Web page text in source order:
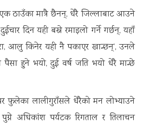
ठाउँका मात्रै छैनन्, धेरै जिल्लाबाट आउने
दिन यही बस्ने रमाइलो गर्ने गर्छन्, यहाँ
आलु किनेर यही नै पकाएर खान्छन्’, उनले
पैसा हुने भयो, दुई वर्ष जति भयो धेरै मान्छे
फुलेका लालीगुराँसले धेरैको मन लोभ्याउने
अधिकांश पर्यटक रिगताल र तिलाचन